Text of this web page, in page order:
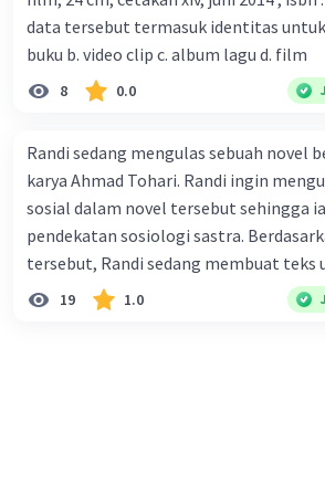
karena persebarannya sangat cepat. C.
mawas diri dan menjaga kesehatan
serangan virus corona yang mulai
D. Virus corona menjadi masalah
data tersebut termasuk identitas untuk
buku b. video clip c. album lagu d. film
8 0.0
Randi sedang mengulas sebuah novel
karya Ahmad Tohari. Randi ingin
sosial dalam novel tersebut sehingga
pendekatan sosiologi sastra. Berdasarkan ilustrasi
tersebut, Randi sedang membuat teks
deskriptif B. objektif C. informatif D.
19 1.0